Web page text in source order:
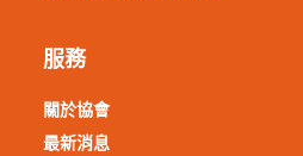
服務
關於協會
最新消息